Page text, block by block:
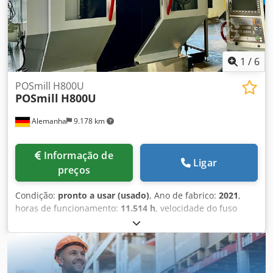
de utilização e desgaste • Carregador de 80 ferramentas •
Sonda Renishaw • Arrefecimento interno a 70 bar
Equipamento adicional • Trocador de 2 paletes Dimensions
Machine Depth 5800 mm Cedpfx Asx D Ewaoamjha
1 / 6
Alemanha 9.178 km
POSmill H800U
POSmill H800U
preços
Ligar
Condição: pronto a usar (usado), Ano de fabrico: 2021,
horas de funcionamento: 11.514 h, velocidade do fuso
, peso total:
670 mm, curso do eixo Y:820 mm, curso do eixo Z:600
, fabricante de controladores: HEIDENHAIN, modelo
de controlador:TNC 640, número de eixos:5, Esta POSmill